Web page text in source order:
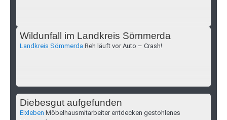
Wildunfall im Landkreis Sömmerda
Landkreis Sömmerda Reh läuft vor Auto – Crash!
Diebesgut aufgefunden
Elxleben Möbelhausmitarbeiter entdecken gestohlenes